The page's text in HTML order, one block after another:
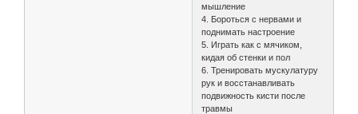
мышление
4. Бороться с нервами и
поднимать настроение
5. Играть как с мячиком,
кидая об стенки и пол
6. Тренировать мускулатуру
рук и восстанавливать
подвижность кисти после
травмы